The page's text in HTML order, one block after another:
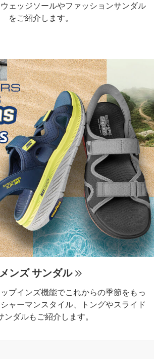
ェッジソールやファッションサンダル
をご紹介します。
メンズ サンダル
プインズ機能でこれからの季節をもっ
ャーマンスタイル、トングやスライド
ンダルもご紹介します。